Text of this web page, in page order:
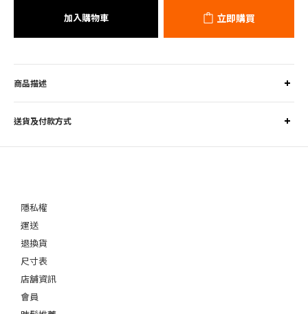
加入購物車 立即購買
商品描述
送貨及付款方式
隱私權
運送
退換貨
尺寸表
店舖資訊
會員